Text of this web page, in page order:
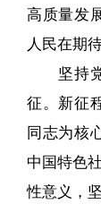
高质量发
人民在期待
坚持党
征。新征
同志为核
中国特色
性意义，